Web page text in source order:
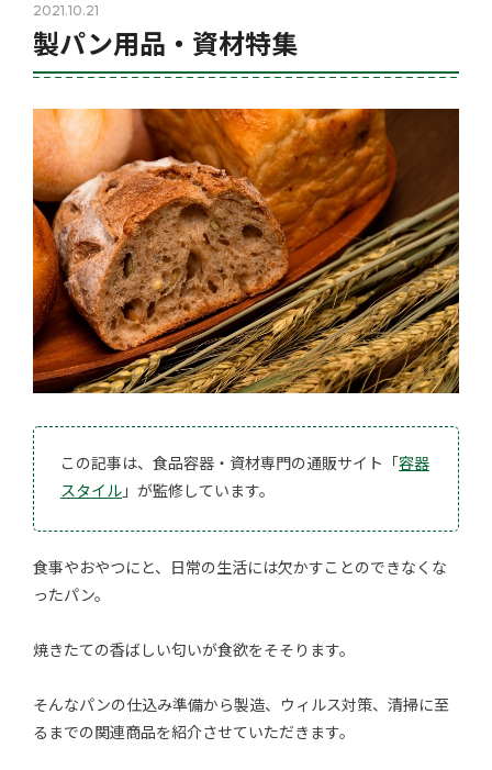
2021.10.21
製パン用品・資材特集
この記事は、食品容器・資材専門の通販サイト「容器
スタイル 」が監修しています。
食事やおやつにと、日常の生活には欠かすことのできなくな
ったパン。
焼きたての香ばしい匂いが食欲をそそります。
そんなパンの仕込み準備から製造、ウィルス対策、清掃に至
るまでの関連商品を紹介させていただきます。